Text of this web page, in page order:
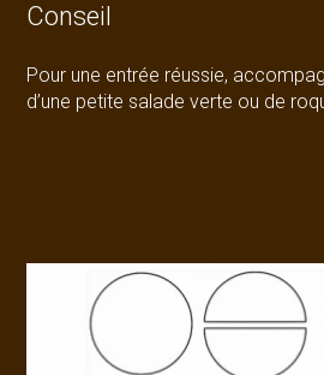
Conseil
Pour une entrée réussie,
d’une petite salade verte ou de